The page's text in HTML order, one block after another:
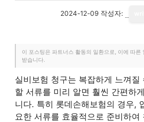
2024-12-09 작성자:
이 포스팅은 파트너스 활동의 일환으로, 이에 따른
받습니다.
실비보험 청구는 복잡하게 느껴질
할 서류를 미리 알면 훨씬 간편하
니다. 특히 롯데손해보험의 경우,
요한 서류를 효율적으로 준비하여